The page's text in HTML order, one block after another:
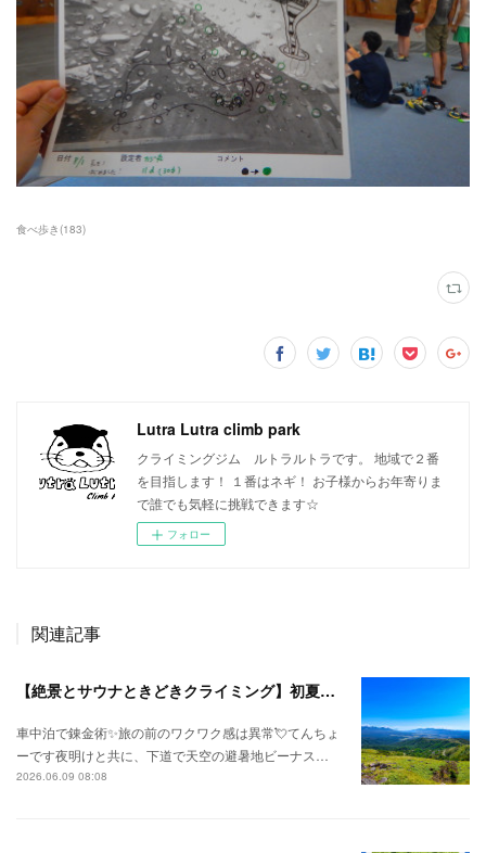
食べ歩き(183)
Lutra Lutra climb park
クライミングジム ルトラルトラです。 地域で２番
を目指します！ １番はネギ！ お子様からお年寄りま
で誰でも気軽に挑戦できます☆
フォロー
関連記事
【絶景とサウナときどきクライミング】初夏の信州ひとり旅⛅
車中泊で錬金術✨旅の前のワクワク感は異常💘てんちょ
ーです夜明けと共に、下道で天空の避暑地ビーナス…
2026.06.09 08:08